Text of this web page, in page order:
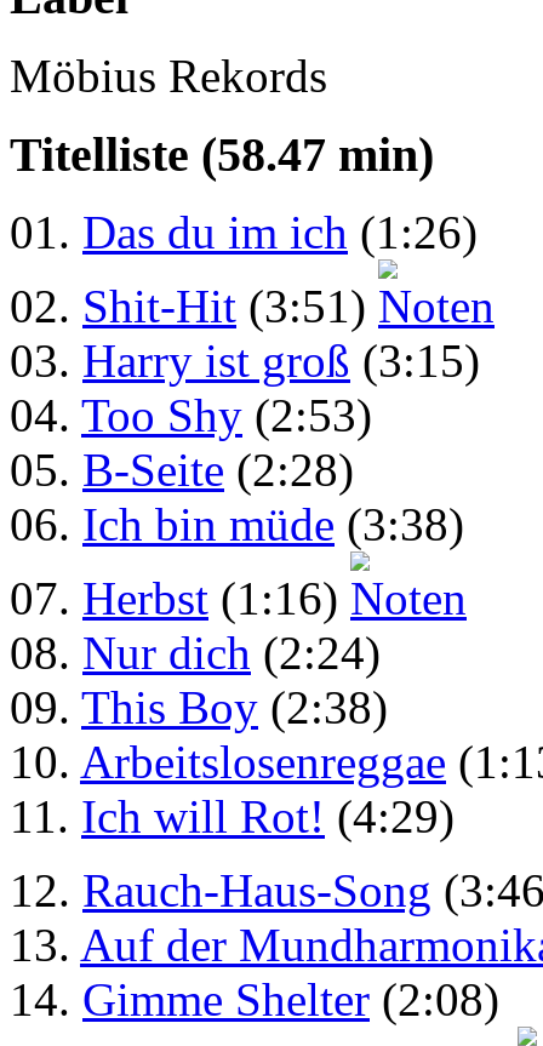
Möbius Rekords
Titelliste (58.47 min)
01. Das du im ich (1:26)
02. Shit-Hit (3:51)
03. Harry ist groß (3:15)
04. Too Shy (2:53)
05. B-Seite (2:28)
06. Ich bin müde (3:38)
07. Herbst (1:16)
08. Nur dich (2:24)
09. This Boy (2:38)
10. Arbeitslosenreggae
11. Ich will Rot! (4:29)
12. Rauch-Haus-Song
13. Auf der
14. Gimme Shelter (2:08)